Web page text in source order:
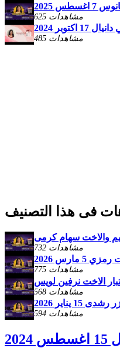
2025
625 مشاهدات
2024
485 مشاهدات
فى هذا التصنيف
والاخت سهام كرمى
732 مشاهدات
2026
775 مشاهدات
الاخت نرفين لويس
568 مشاهدات
2026
594 مشاهدات